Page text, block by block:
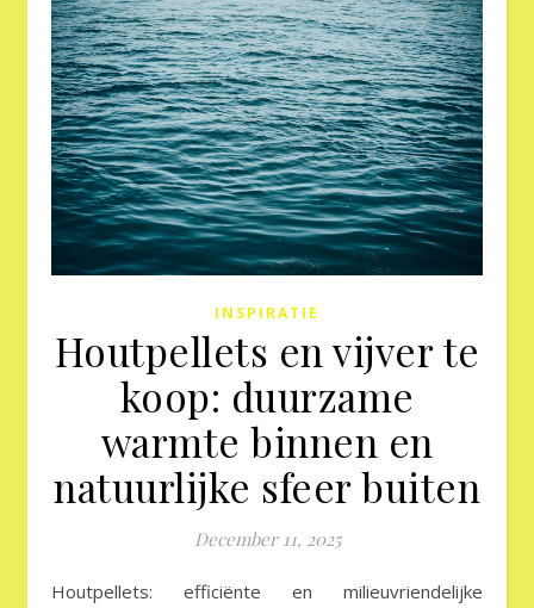
INSPIRATIE
Houtpellets en vijver te
koop: duurzame
warmte binnen en
natuurlijke sfeer buiten
December 11, 2025
Houtpellets: efficiënte en milieuvriendelijke